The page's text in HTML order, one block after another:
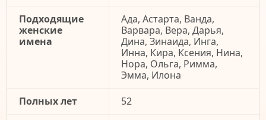
Подходящие
женские
имена
Ада, Астарта, Ванда,
Варвара, Вера, Дарья,
Дина, Зинаида, Инга,
Инна, Кира, Ксения, Нина,
Нора, Ольга, Римма,
Эмма, Илона
Полных лет
52